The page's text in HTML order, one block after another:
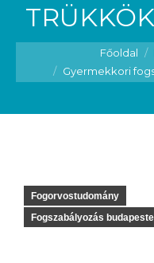
You are here:Főoldal
Gyermekkori
Fogorvostudomány
Fogszabályozás